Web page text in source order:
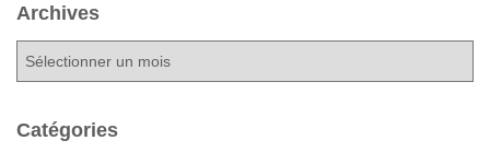
Archives
h
Catégories